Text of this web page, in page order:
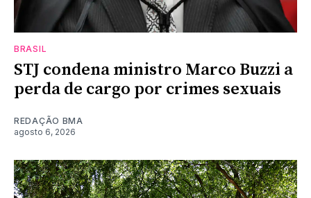
BRASIL
STJ condena ministro Marco Buzzi a
perda de cargo por crimes sexuais
REDAÇÃO BMA
agosto 6, 2026